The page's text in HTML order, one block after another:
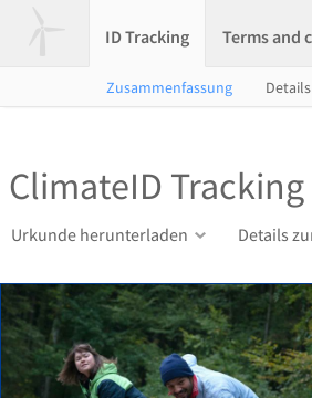
ID Tracking Terms and
Zusammenfassung
ClimateID Tracking
Urkunde herunterladen Details